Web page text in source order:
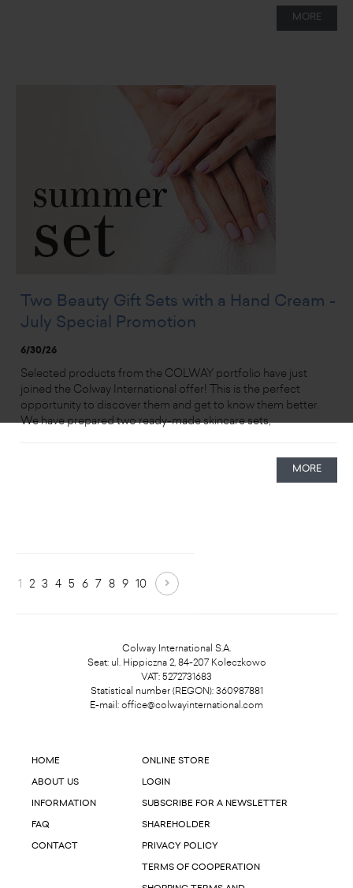
MORE
Two Beauty Gift Sets with a Hand Cream -
July Special Promotion
6/30/26
Selected products from the COLWAY portfolio have just
joined the Colway International offer! This is the perfect
opportunity to discover them and get to know them better.
We have prepared two ready-made skincare sets,
MORE
1 2 3 4 5 6 7 8 9 10
Colway International S.A.
Seat: ul. Hippiczna 2, 84-207 Koleczkowo
VAT: 5272731683
Statistical number (REGON): 360987881
E-mail: office@colwayinternational.com
HOME
ABOUT US
INFORMATION
FAQ
CONTACT
ONLINE STORE
LOGIN
SUBSCRIBE FOR A NEWSLETTER
SHAREHOLDER
PRIVACY POLICY
TERMS OF COOPERATION